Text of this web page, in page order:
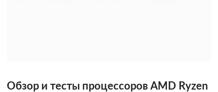
Обзор и тесты процессоров AMD Ryzen